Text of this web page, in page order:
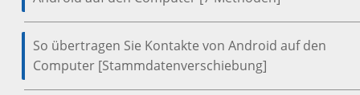
So übertragen Sie Kontakte von Android auf den
Computer [Stammdatenverschiebung]